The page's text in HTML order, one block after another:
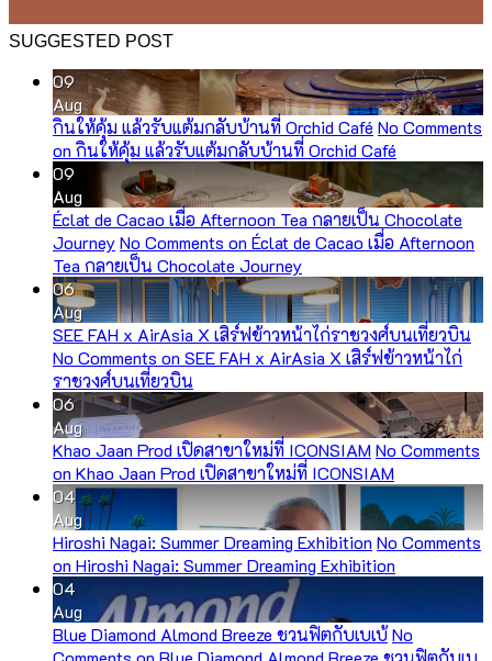
SUGGESTED POST
09
Aug
กินให้คุ้ม แล้วรับแต้มกลับบ้านที่ Orchid Café No Comments
on กินให้คุ้ม แล้วรับแต้มกลับบ้านที่ Orchid Café
09
Aug
Éclat de Cacao เมื่อ Afternoon Tea กลายเป็น Chocolate
JourneyNo Comments on Éclat de Cacao เมื่อ Afternoon
Tea กลายเป็น Chocolate Journey
06
Aug
SEE FAH x AirAsia X เสิร์ฟข้าวหน้าไก่ราชวงศ์บนเที่ยวบิน
No Comments on SEE FAH x AirAsia X เสิร์ฟข้าวหน้าไก่
ราชวงศ์บนเที่ยวบิน
06
Aug
Khao Jaan Prod เปิดสาขาใหม่ที่ ICONSIAM No Comments
on Khao Jaan Prod เปิดสาขาใหม่ที่ ICONSIAM
04
Aug
Hiroshi Nagai: Summer Dreaming Exhibition No Comments
on Hiroshi Nagai: Summer Dreaming Exhibition
04
Aug
Blue Diamond Almond Breeze ชวนฟิตกับเบเบ้No